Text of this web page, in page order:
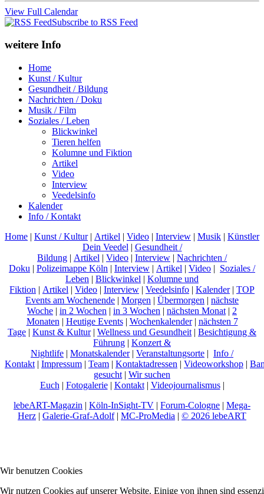
View Full Calendar
Subscribe to RSS Feed
weitere Info
Home
Kunst / Kultur
Gesundheit / Bildung
Nachrichten / Doku
Musik / Film
Soziales / Leben
Blickwinkel
Tieren helfen
Kolumne und Fiktion
Artikel
Video
Interview
Veedelsinfo
Kalender
Info / Kontakt
Home | Kunst / Kultur| Artikel | Video | Interview | Musik | Künstler
Dein Veedel | Gesundheit /
Bildung | Artikel | Video | Interview | Nachrichten /
Doku | Polizeimappe Köln | Interview | Artikel | Video | Soziales /
Leben | Blickwinkel | Kolumne und
Fiktion | Artikel | Video | Interview | Veedelsinfo | Kalender| TOP
Events am Wochenende | Morgen | Übermorgen | nächste
Woche | in 2 Wochen | in 3 Wochen | nächsten Monat | 2
Monaten | Heutige Events| Wochenkalender| nächsten 7
Tage | Kunst & Kultur| Wellness und Gesundheit | Besichtigung &
Führung | Konzert &
Nightlife | Monatskalender| Veranstaltungsorte | Info /
Kontakt | Impressum | Team | Kontaktadressen | Videoworkshop |
gesucht | Wir suchen
Euch | Fotogalerie| Kontakt| Videojournalismus|
lebeART-Magazin | Köln-InSight-TV | Forum-Cologne | Mega-
Herz | Galerie-Graf-Adolf| MC-ProMedia | © 2026 lebeART
Wir benutzen Cookies
Wir nutzen Cookies auf unserer Website. Einige von ihnen sind